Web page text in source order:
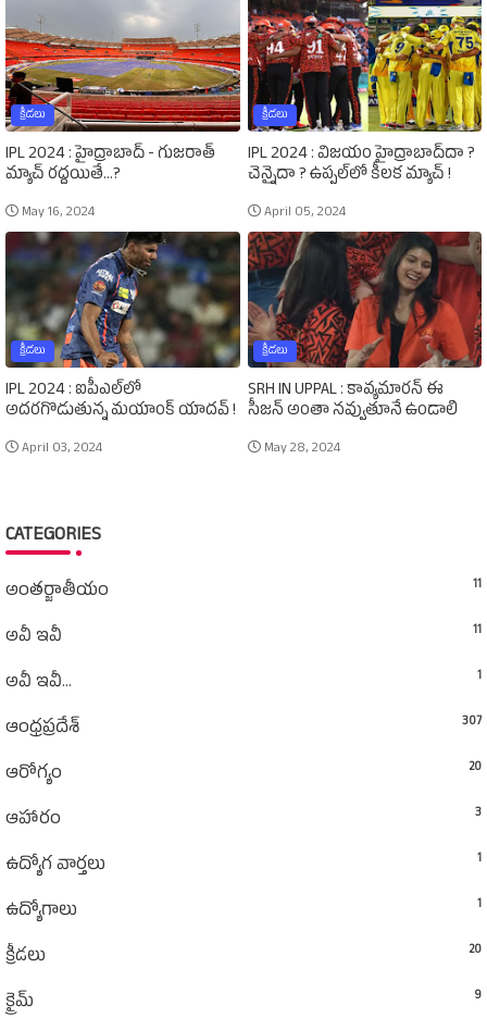
క్రీడలు
IPL 2024 : హైద్రాబాద్‌ - గుజరాత్‌
మ్యాచ్‌ రద్దయితే...?
May 16, 2024
క్రీడలు
IPL 2024 : విజయం హైద్రాబాద్‌దా ?
చెన్నైదా ? ఉప్పల్‌లో కీలక మ్యాచ్‌ !
April 05, 2024
క్రీడలు
IPL 2024 : ఐపీఎల్‌లో
అదరగొడుతున్న మయాంక్‌ యాదవ్‌ !
April 03, 2024
క్రీడలు
SRH IN UPPAL : కావ్యమారన్‌ ఈ
సీజన్‌ అంతా నవ్వుతూనే ఉండాలి
May 28, 2024
CATEGORIES
అంతర్జాతీయం 11
అవీ ఇవీ 11
అవీ ఇవీ... 1
ఆంధ్రప్రదేశ్‌ 307
ఆరోగ్యం 20
ఆహారం 3
ఉద్యోగ వార్తలు 1
ఉద్యోగాలు 1
క్రీడలు 20
క్రైమ్ 9